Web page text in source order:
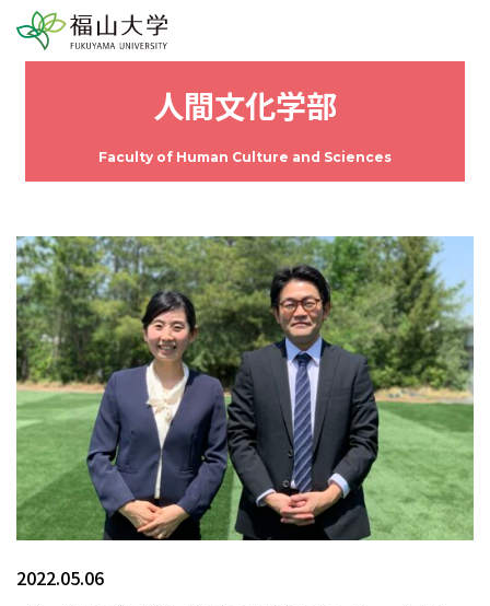
人間文化学部
Faculty of Human Culture and Sciences
2022.05.06